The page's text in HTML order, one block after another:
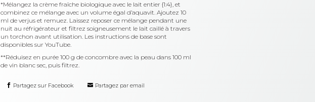
*Mélangez la crème fraîche biologique avec le lait entier {1:4}, et
combinez ce mélange avec un volume égal d’aquavit. Ajoutez 10
ml de verjus et remuez. Laissez reposer ce mélange pendant une
nuit au réfrigérateur et filtrez soigneusement le lait caillé à travers
un torchon avant utilisation. Les instructions de base sont
disponibles sur YouTube.
**Réduisez en purée 100 g de concombre avec la peau dans 100 ml
de vin blanc sec, puis filtrez.
Partagez sur Facebook Partagez par email